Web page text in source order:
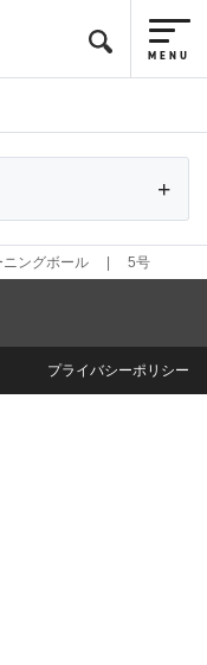
ニングボール 5号
プライバシーポリシー